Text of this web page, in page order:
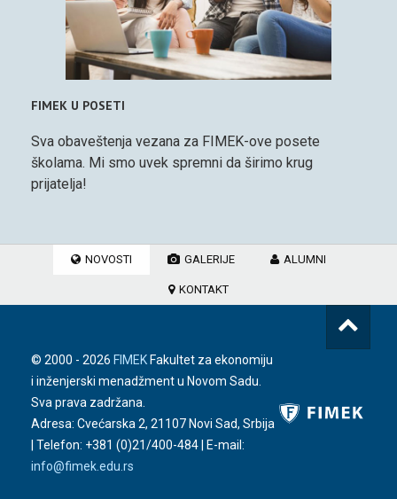
FIMEK U POSETI
Sva obaveštenja vezana za FIMEK-ove posete
školama. Mi smo uvek spremni da širimo krug
prijatelja!
NOVOSTI GALERIJE ALUMNI
KONTAKT
© 2000 - 2026 FIMEK Fakultet za ekonomiju
i inženjerski menadžment u Novom Sadu.
Sva prava zadržana.
Adresa: Cvećarska 2, 21107 Novi Sad, Srbija
| Telefon: +381 (0)21/400-484 | E-mail:
info@fimek.edu.rs